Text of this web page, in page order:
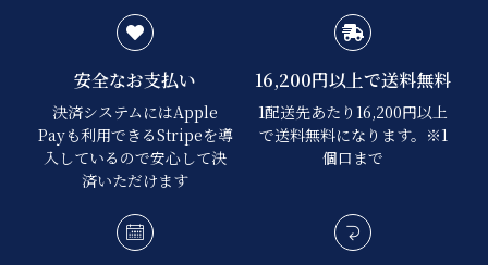
安全なお支払い
決済システムにはApple
Payも利用できるStripeを導
入しているので安心して決
済いただけます
16,200円以上で送料無料
1配送先あたり16,200円以上
で送料無料になります。※1
個口まで